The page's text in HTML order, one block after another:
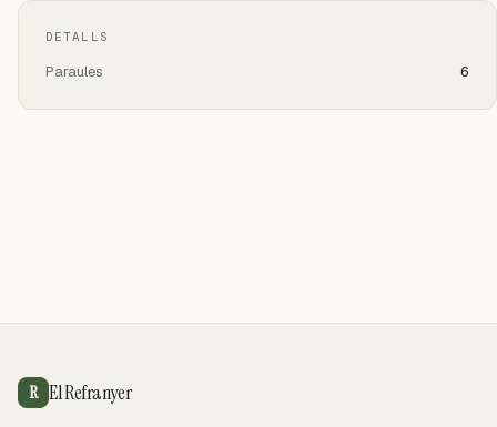
DETALLS
Paraules 6
R El Refranyer